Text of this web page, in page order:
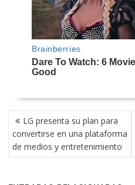
NAVEGACIÓN
DE
ENTRADAS
LG presenta su plan para
convertirse en una plataforma
de medios y entretenimiento